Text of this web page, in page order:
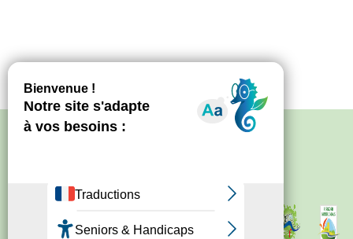
Site créé par
Politique de confidentialité
Mentions
touristique de Nontron